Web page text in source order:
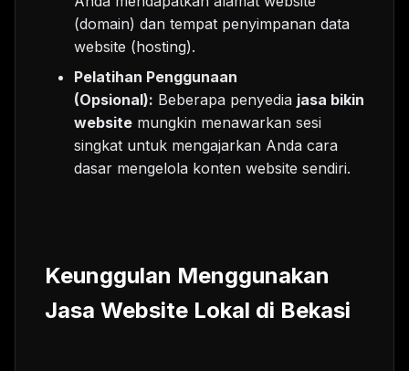
(domain) dan tempat penyimpanan data
website (hosting).
Pelatihan Penggunaan
(Opsional): Beberapa penyedia jasa bikin
website mungkin menawarkan sesi
singkat untuk mengajarkan Anda cara
dasar mengelola konten website sendiri.
Keunggulan Menggunakan
Jasa Website Lokal di Bekasi